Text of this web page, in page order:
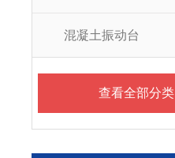
混凝土振动台
查看全部分类